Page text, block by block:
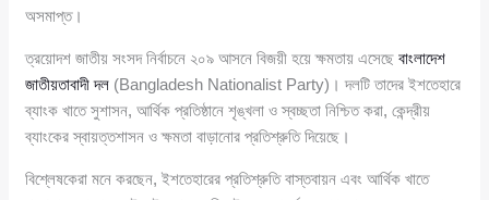
অসমাপ্ত।
ত্রয়োদশ জাতীয় সংসদ নির্বাচনে ২০৯ আসনে বিজয়ী হয়ে ক্ষমতায় এসেছেবাংলাদেশ
জাতীয়তাবাদী দল (Bangladesh Nationalist Party)। দলটি তাদের ইশতেহারে
ব্যাংক খাতে সুশাসন, আর্থিক প্রতিষ্ঠানে শৃঙ্খলা ও স্বচ্ছতা নিশ্চিত করা, কেন্দ্রীয়
ব্যাংকের স্বায়ত্তশাসন ও ক্ষমতা বাড়ানোর প্রতিশ্রুতি দিয়েছে।
বিশ্লেষকেরা মনে করছেন, ইশতেহারের প্রতিশ্রুতি বাস্তবায়ন এবং আর্থিক খাতে